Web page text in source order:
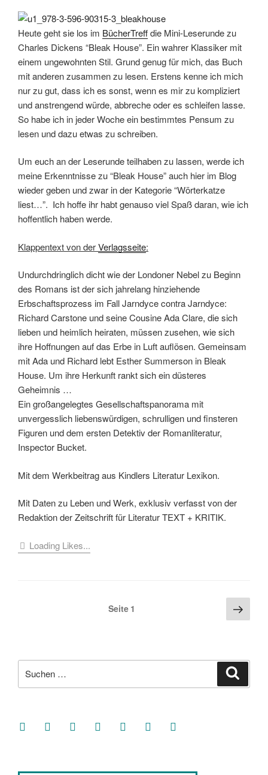
Heute geht sie los im BücherTreffdie Mini-Leserunde zu
Charles Dickens “Bleak House”. Ein wahrer Klassiker mit
einem ungewohnten Stil. Grund genug für mich, das Buch
mit anderen zusammen zu lesen. Erstens kenne ich mich
nur zu gut, dass ich es sonst, wenn es mir zu kompliziert
und anstrengend würde, abbreche oder es schleifen lasse.
So habe ich in jeder Woche ein bestimmtes Pensum zu
lesen und dazu etwas zu schreiben.
Um euch an der Leserunde teilhaben zu lassen, werde ich
meine Erkenntnisse zu “Bleak House” auch hier im Blog
wieder geben und zwar in der Kategorie “Wörterkatze
liest…”. Ich hoffe ihr habt genauso viel Spaß daran, wie ich
hoffentlich haben werde.
Klappentext von derVerlagsseite:
Undurchdringlich dicht wie der Londoner Nebel zu Beginn
des Romans ist der sich jahrelang hinziehende
Erbschaftsprozess im Fall Jarndyce contra Jarndyce:
Richard Carstone und seine Cousine Ada Clare, die sich
lieben und heimlich heiraten, müssen zusehen, wie sich
ihre Hoffnungen auf das Erbe in Luft auflösen. Gemeinsam
mit Ada und Richard lebt Esther Summerson in Bleak
House. Um ihre Herkunft rankt sich ein düsteres
Geheimnis …
Ein großangelegtes Gesellschaftspanorama mit
unvergesslich liebenswürdigen, schrulligen und finsteren
Figuren und dem ersten Detektiv der Romanliteratur,
Inspector Bucket.
Mit dem Werkbeitrag aus Kindlers Literatur Lexikon.
Mit Daten zu Leben und Werk, exklusiv verfasst von der
Redaktion der Zeitschrift für Literatur TEXT + KRITIK.
Loading Likes...
Seitennummerierung
Seite 1
Seite
nach:
facebooksoundcloud
twitter mastodoninstagramthreads goodreads